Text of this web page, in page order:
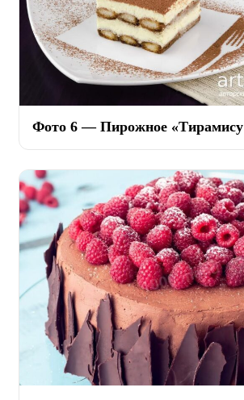
Фото 6 — Пирожное «Тирамису